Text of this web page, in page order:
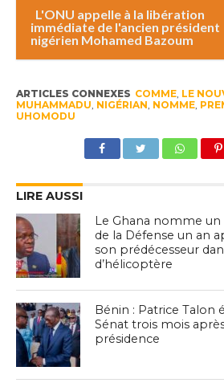
L'ONU appelle à la libération
immédiate de l'ancien président
nigérien Mohamed Bazoum
ARTICLES CONNEXES COMME, LE
MUHAMMADU, NIGÉRIAN, NOMME,
UHOMODU
LIRE AUSSI
Le Ghana nomme
de la Défense un an
son prédécesseur
d’hélicoptère
Bénin : Patrice Talon
Sénat trois mois
présidence